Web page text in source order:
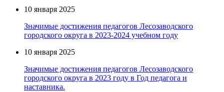
10 января 2025
Значимые достижения педагогов Лесозаводского
городского округа в 2023-2024 учебном году
10 января 2025
Значимые достижения педагогов Лесозаводского
городского округа в 2023 году в Год педагога и
наставника.